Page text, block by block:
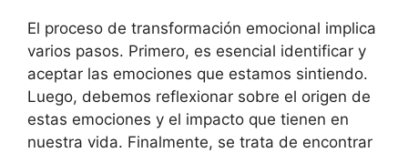
El proceso de transformación emocional implica
varios pasos. Primero, es esencial identificar y
aceptar las emociones que estamos sintiendo.
Luego, debemos reflexionar sobre el origen de
estas emociones y el impacto que tienen en
nuestra vida. Finalmente, se trata de encontrar